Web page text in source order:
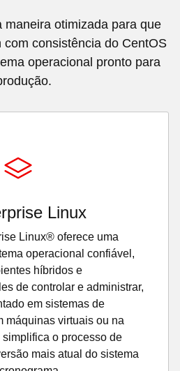
maneira otimizada para que
consistência do CentOS
operacional pronto para
Linux
Linux® oferece uma
operacional confiável,
híbridos e
de controlar e administrar,
em sistemas de
máquinas virtuais ou na
o processo de
mais atual do sistema